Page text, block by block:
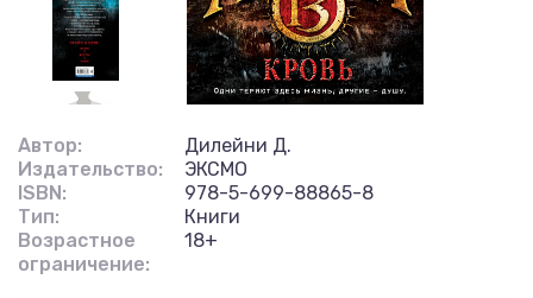
Автор:
Дилейни Д.
Издательство:
ЭКСМО
ISBN:
978-5-699-88865-8
Тип:
Книги
Возрастное
ограничение:
18+